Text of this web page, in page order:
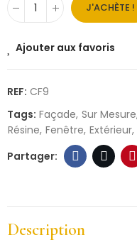
J'ACHÈTE !
Ajouter aux favoris
REF: CF9
Tags: Façade Sur Mesure
Résine Fenêtre Extérieur
Description